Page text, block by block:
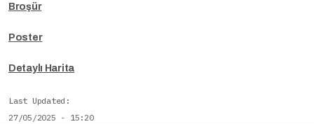
Broşür
Poster
Detaylı Harita
Last Updated
27/05/2025 - 15:20